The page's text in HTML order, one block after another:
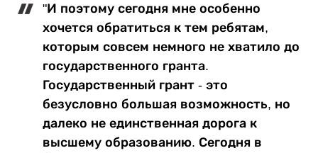
"И поэтому сегодня мне особенно
хочется обратиться к тем ребятам,
которым совсем немного не хватило до
государственного гранта.
Государственный грант - это
безусловно большая возможность, но
далеко не единственная дорога к
высшему образованию. Сегодня в